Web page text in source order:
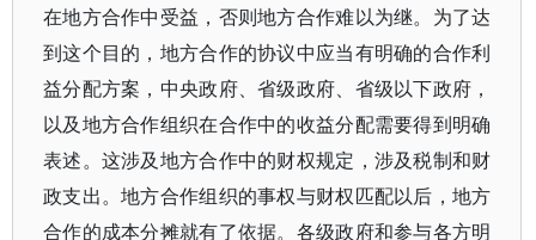
在地方合作中受益，否则地方合作难以为继。为了达
到这个目的，地方合作的协议中应当有明确的合作利
益分配方案，中央政府、省级政府、省级以下政府，
以及地方合作组织在合作中的收益分配需要得到明确
表述。这涉及地方合作中的财权规定，涉及税制和财
政支出。地方合作组织的事权与财权匹配以后，地方
合作的成本分摊就有了依据。各级政府和参与各方明